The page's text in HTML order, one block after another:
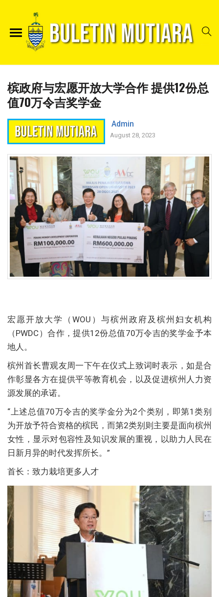
槟政府与宏愿开放大学合作 提供12份总
值70万令吉奖学金
Admin
August 28, 2023
宏愿开放大学（WOU）与槟州政府及槟州妇女机构
（PWDC）合作，提供12份总值70万令吉的奖学金予本
地人。
槟州首长曹观友周一下午在仪式上致词时表示，如是合
作彰显各方在提供平等教育机会，以及促进槟州人力资
源发展的承诺。
“上述总值70万令吉的奖学金分为2个类别，即第1类别
为开放予符合资格的槟民，而第2类别则主要是面向槟州
女性，显示对包容性及知识发展的重视，以助力人民在
日新月异的时代发挥所长。”
首长：致力栽培更多人才